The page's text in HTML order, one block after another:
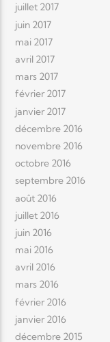
juillet 2017
juin 2017
mai 2017
avril 2017
mars 2017
février 2017
janvier 2017
décembre 2016
novembre 2016
octobre 2016
septembre 2016
août 2016
juillet 2016
juin 2016
mai 2016
avril 2016
mars 2016
février 2016
janvier 2016
décembre 2015